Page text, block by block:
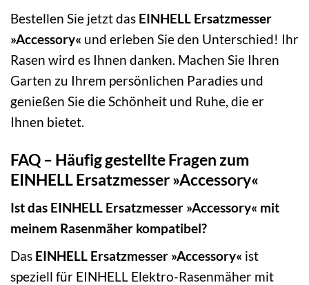
Bestellen Sie jetzt das EINHELL Ersatzmesser
»Accessory« und erleben Sie den Unterschied! Ihr
Rasen wird es Ihnen danken. Machen Sie Ihren
Garten zu Ihrem persönlichen Paradies und
genießen Sie die Schönheit und Ruhe, die er
Ihnen bietet.
FAQ – Häufig gestellte Fragen zum
EINHELL Ersatzmesser »Accessory«
Ist das EINHELL Ersatzmesser »Accessory« mit
meinem Rasenmäher kompatibel?
Das EINHELL Ersatzmesser »Accessory« ist
speziell für EINHELL Elektro-Rasenmäher mit